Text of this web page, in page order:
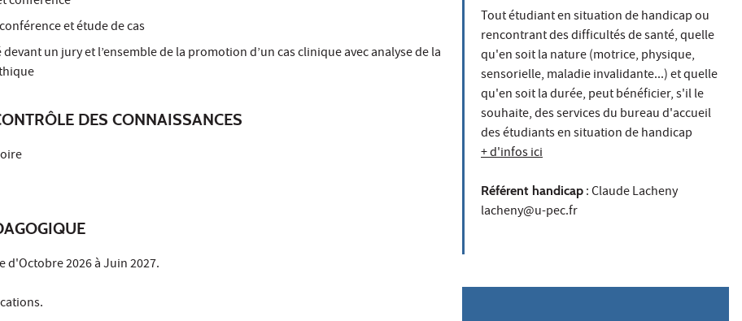
et étude de cas
devant un jury et l’ensemble de la promotion d’un cas clinique avec analyse de la
DES CONNAISSANCES
d'Octobre 2026 à Juin 2027.
Tout étudiant en situation de handicap ou
rencontrant des difficultés de santé, quelle
qu'en soit la nature (motrice, physique,
sensorielle, maladie invalidante...) et quelle
qu'en soit la durée, peut bénéficier, s'il le
souhaite, des services du bureau d'accueil
des étudiants en situation de handicap
+ d'infos ici
Référent handicap : Claude Lacheny
lacheny@u-pec.fr